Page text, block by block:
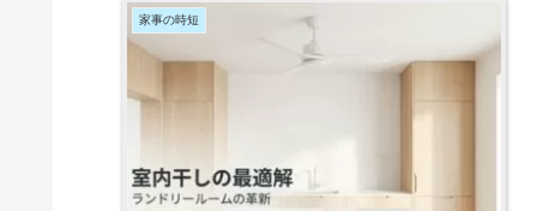
家事の時短